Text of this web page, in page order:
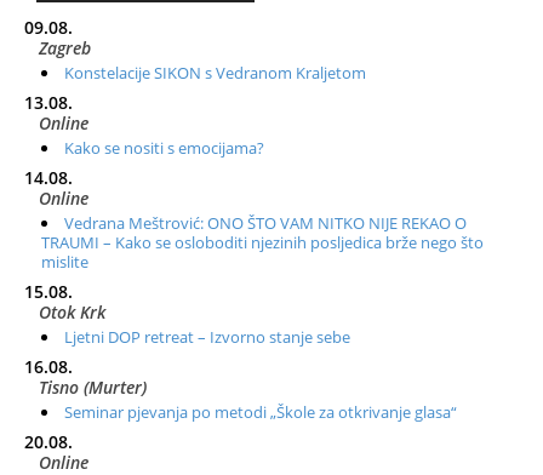
09.08.
Zagreb
Konstelacije SIKON s Vedranom Kraljetom
13.08.
Online
Kako se nositi s emocijama?
14.08.
Online
Vedrana Meštrović: ONO ŠTO VAM NITKO NIJE REKAO O
TRAUMI – Kako se osloboditi njezinih posljedica brže nego što
mislite
15.08.
Otok Krk
Ljetni DOP retreat – Izvorno stanje sebe
16.08.
Tisno (Murter)
Seminar pjevanja po metodi „Škole za otkrivanje glasa“
20.08.
Online